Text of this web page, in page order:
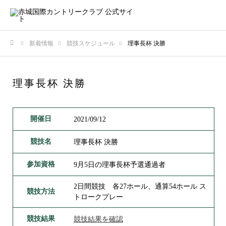
新着情報 競技スケジュール 理事長杯 決勝
理事長杯 決勝
開催日 2021/09/12
競技名 理事長杯 決勝
参加資格 9月5日の理事長杯予選通過者
競技方法
2日間競技 各27ホール、通算54ホール ス
トロークプレー
競技結果 競技結果を確認